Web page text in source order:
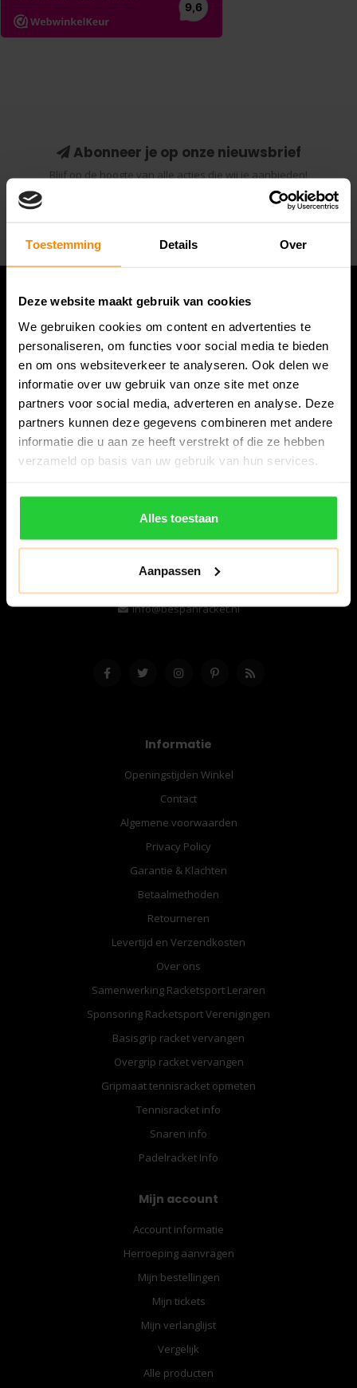
Toestemming Details Over
Deze website maakt gebruik van cookies
We gebruiken cookies om content en advertenties te
personaliseren, om functies voor social media te bieden
en om ons websiteverkeer te analyseren. Ook delen we
informatie over uw gebruik van onze site met onze
partners voor social media, adverteren en analyse. Deze
partners kunnen deze gegevens combineren met andere
informatie die u aan ze heeft verstrekt of die ze hebben
verzameld op basis van uw gebruik van hun services.
Alles toestaan
Aanpassen
Abonneer je op onze nieuwsbrief
Blijf op de hoogte van alle acties die wij je aanbieden!
Abonneer
Bespanracket.nl is dé racketspecialist van Lelystad en
omstreken.
Snijdersstraat 6
8224 AA Lelystad
Nederland
06-57276080
info@bespanracket.nl
Informatie
Openingstijden Winkel
Contact
Algemene voorwaarden
Privacy Policy
Garantie & Klachten
Betaalmethoden
Retourneren
Levertijd en Verzendkosten
Over ons
Samenwerking Racketsport Leraren
Sponsoring Racketsport Verenigingen
Basisgrip racket vervangen
Overgrip racket vervangen
Gripmaat tennisracket opmeten
Tennisracket info
Snaren info
Padelracket Info
Mijn account
Account informatie
Herroeping aanvragen
Mijn bestellingen
Mijn tickets
Mijn verlanglijst
Vergelijk
Alle producten